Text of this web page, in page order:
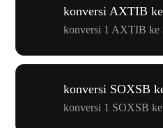
konversi AXTIB
konversi 1 AXTIB ke
konversi SOXSB
konversi 1 SOXSB